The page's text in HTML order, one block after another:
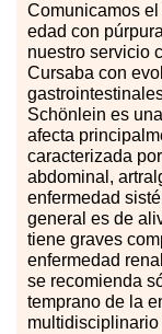
Comunicamos e
edad con
nuestro servicio
Cursaba con
Schönlein es
afecta
caracterizada
abdominal,
enfermedad
general es de
tiene graves
enfermedad
se recomienda
temprano de la